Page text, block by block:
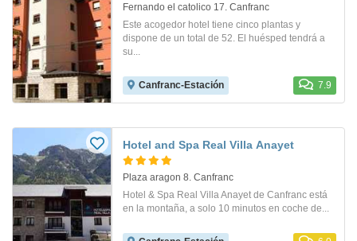
Fernando el catolico 17. Canfranc
Este acogedor hotel tiene cinco plantas y
dispone de un total de 52. El huésped tendrá a
su...
Canfranc-Estación 7.9
Hotel and Spa Real Villa Anayet
Plaza aragon 8. Canfranc
Hotel & Spa Real Villa Anayet de Canfranc está
en la montaña, a solo 10 minutos en coche de...